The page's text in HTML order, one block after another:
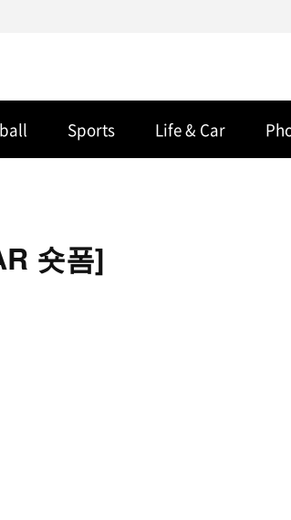
Sports Life & Car
숏폼]